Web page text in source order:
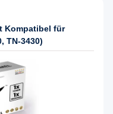
Kompatibel für
TN-3430)